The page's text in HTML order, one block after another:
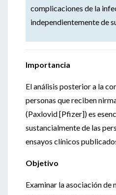
complicaciones de la
independientemente de
Importancia
El análisis posterior a la
personas que reciben
(Paxlovid [Pfizer]) es
sustancialmente de las
ensayos clínicos
Objetivo
Examinar la asociación